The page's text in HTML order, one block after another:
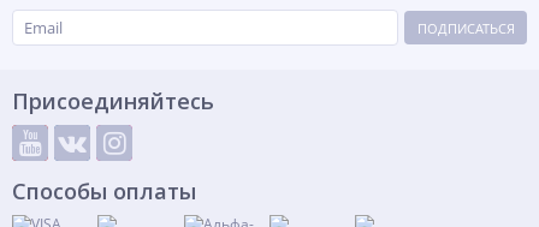
ПОДПИСАТЬСЯ
Присоединяйтесь
Способы оплаты